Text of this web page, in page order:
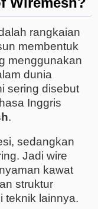
rangkaian
membentuk
menggunakan
dunia
sering disebut
Inggris
.
sedangkan
Jadi wire
kawat
struktur
teknik lainnya.